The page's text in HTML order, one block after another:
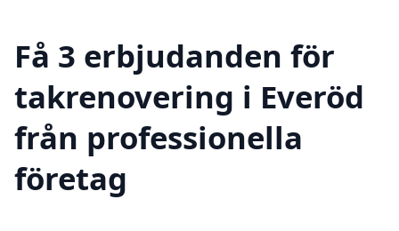
Få 3 erbjudanden för
takrenovering i Everöd
från professionella
företag